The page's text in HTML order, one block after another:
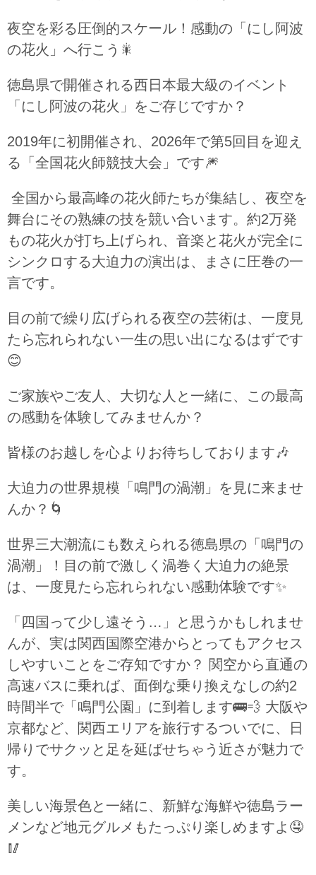
夜空を彩る圧倒的スケール！感動の「にし阿波
の花火」へ行こう 🎇
徳島県で開催される西日本最大級のイベント
「にし阿波の花火」をご存じですか？
2019年に初開催され、2026年で第5回目を迎え
る「全国花火師競技大会」です🎆
全国から最高峰の花火師たちが集結し、夜空を
舞台にその熟練の技を競い合います。約2万発
もの花火が打ち上げられ、音楽と花火が完全に
シンクロする大迫力の演出は、まさに圧巻の一
言です。
目の前で繰り広げられる夜空の芸術は、一度見
たら忘れられない一生の思い出になるはずです
😊
ご家族やご友人、大切な人と一緒に、この最高
の感動を体験してみませんか？
皆様のお越しを心よりお待ちしております🎶
大迫力の世界規模「鳴門の渦潮」を見に来ませ
んか？ 🌀
世界三大潮流にも数えられる徳島県の「鳴門の
渦潮」！目の前で激しく渦巻く大迫力の絶景
は、一度見たら忘れられない感動体験です✨
「四国って少し遠そう…」と思うかもしれませ
んが、実は関西国際空港からとってもアクセス
しやすいことをご存知ですか？ 関空から直通の
高速バスに乗れば、面倒な乗り換えなしの約2
時間半で「鳴門公園」に到着します🚌💨 大阪や
京都など、関西エリアを旅行するついでに、日
帰りでサクッと足を延ばせちゃう近さが魅力で
す。
美しい海景色と一緒に、新鮮な海鮮や徳島ラー
メンなど地元グルメもたっぷり楽しめますよ 🤤
🥢